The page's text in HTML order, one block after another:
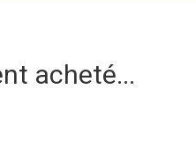
acheté...